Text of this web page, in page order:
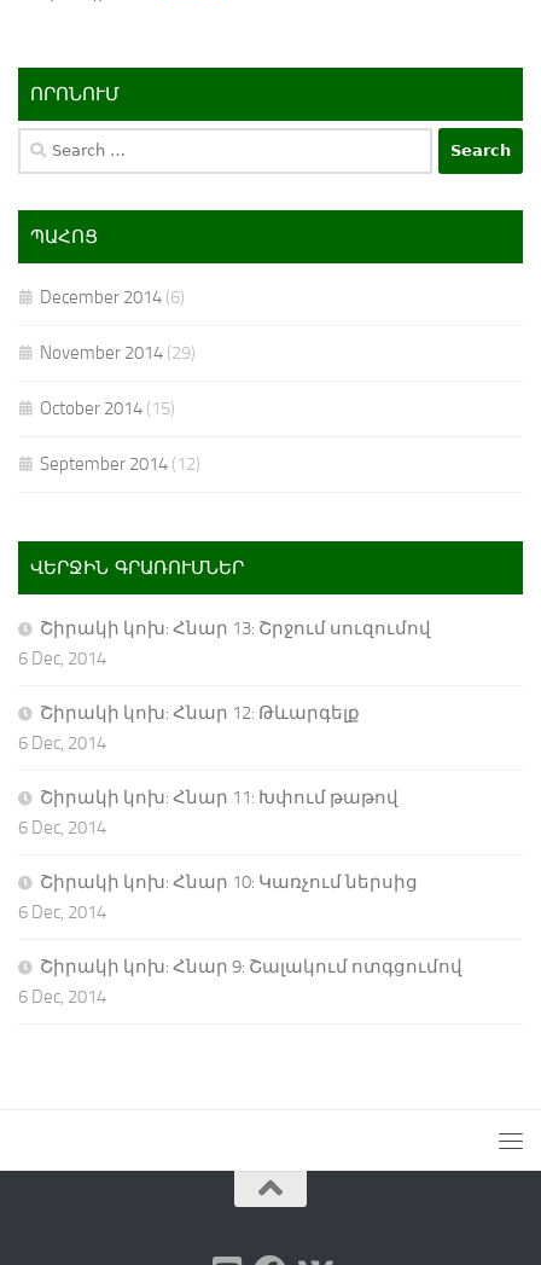
ՈՐՈՆՈՒՄ
Search
for:
ՊԱՀՈՑ
December 2014 (6)
November 2014 (29)
October 2014 (15)
September 2014 (12)
ՎԵՐՋԻՆ ԳՐԱՌՈՒՄՆԵՐ
Շիրակի կոխ: Հնար 13: Շրջում սուզումով
6 Dec, 2014
Շիրակի կոխ: Հնար 12: Թևարգելք
6 Dec, 2014
Շիրակի կոխ: Հնար 11: Խփում թաթով
6 Dec, 2014
Շիրակի կոխ: Հնար 10: Կառչում ներսից
6 Dec, 2014
Շիրակի կոխ: Հնար 9: Շալակում ոտգցումով
6 Dec, 2014